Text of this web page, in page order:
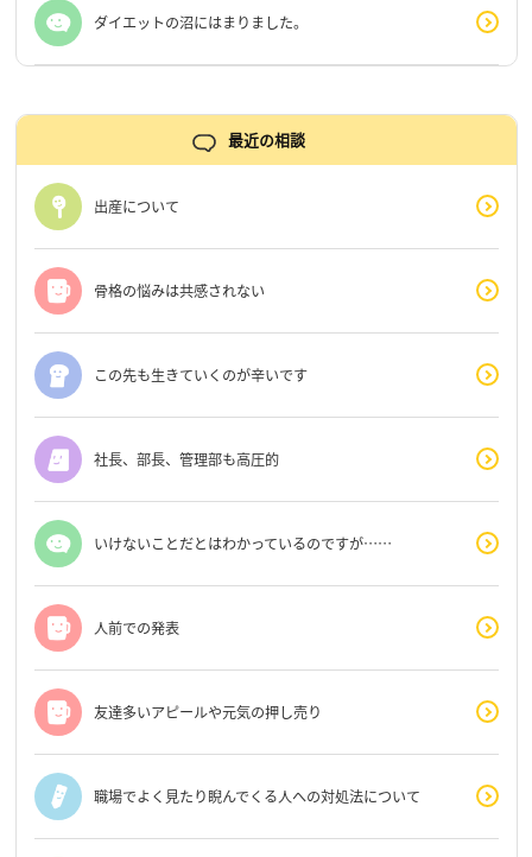
ダイエットの沼にはまりました。
最近の相談
出産について
骨格の悩みは共感されない
この先も生きていくのが辛いです
社長、部長、管理部も高圧的
いけないことだとはわかっているのですが……
人前での発表
友達多いアピールや元気の押し売り
職場でよく見たり睨んでくる人への対処法について